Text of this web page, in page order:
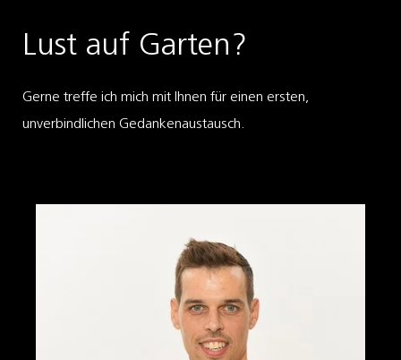
Lust auf Garten?
Gerne treffe ich mich mit Ihnen für einen ersten,
unverbindlichen Gedankenaustausch.